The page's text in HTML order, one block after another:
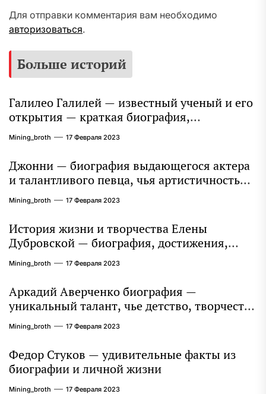
Для отправки комментария вам необходимо
авторизоваться.
Больше историй
Галилео Галилей — известный ученый и его
открытия — краткая биография,
достижения и вклад в науку
Mining_broth 17 Февраля 2023
Джонни — биография выдающегося актера
и талантливого певца, чья артистичность
захватывает миллионы сердец
Mining_broth 17 Февраля 2023
История жизни и творчества Елены
Дубровской — биография, достижения,
интересные факты
Mining_broth 17 Февраля 2023
Аркадий Аверченко биография —
уникальный талант, чье детство, творчество
и литературное наследие продолжают
восхищать миллионы
Mining_broth 17 Февраля 2023
Федор Стуков — удивительные факты из
биографии и личной жизни
Mining_broth 17 Февраля 2023